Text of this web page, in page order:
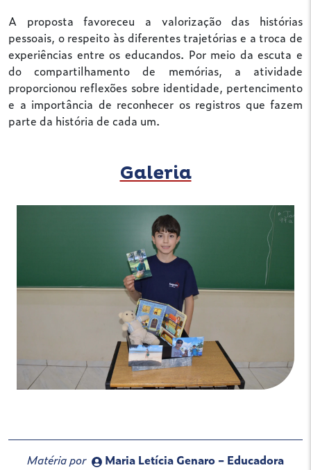
A proposta favoreceu a valorização das histórias
pessoais, o respeito às diferentes trajetórias e a troca de
experiências entre os educandos. Por meio da escuta e
do compartilhamento de memórias, a atividade
proporcionou reflexões sobre identidade, pertencimento
e a importância de reconhecer os registros que fazem
parte da história de cada um.
Galeria
Matéria por
Maria Letícia Genaro – Educadora